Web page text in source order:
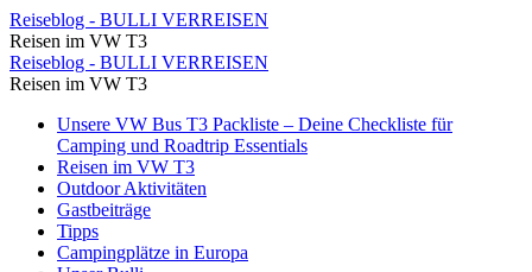
Unsere
Quad
Gruppe
Reiseblog
BULLI
VERREISEN
Reiseblog - BULLI VERREISEN
Reisen im VW T3
Unsere
Quad
Gruppe
Reiseblog
BULLI
Reiseblog - BULLI VERREISEN
Reisen im VW T3
Skip
content
Unsere VW Bus T3 Packliste – Deine Checkliste für
Camping und Roadtrip Essentials
Reisen im VW T3
Outdoor Aktivitäten
Gastbeiträge
Tipps
Campingplätze in Europa